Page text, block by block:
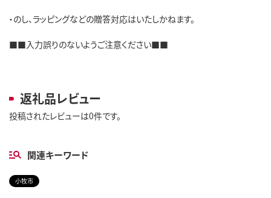
・のし、ラッピングなどの贈答対応はいたしかねます。
■■入力誤りのないようご注意ください■■
返礼品レビュー
投稿されたレビューは0件です。
関連キーワード
小牧市